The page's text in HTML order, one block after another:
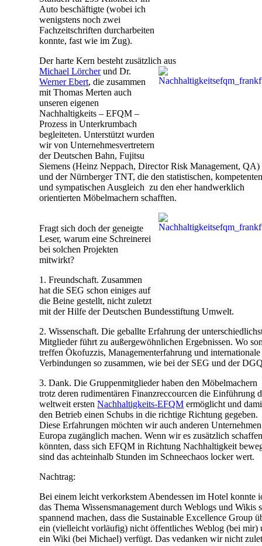
Auto beschäftigte (wobei ich
wenigstens noch zwei
Fachzeitschriften durcharbeiten
konnte, fast wie im Zug).
Der harte Kern besteht zusätzlich aus
Michael Lörcherund Dr.
Werner Ebert, die zusammen
mit Thomas Merten auch
unseren eigenen
Nachhaltigkeits – EFQM –
Prozess in Unterkrumbach
begleiteten. Unterstützt wurden
wir von Unternehmesvertretern
der Deutschen Bahn, Fujitsu
Siemens (Heinz Neppach, Director Risk Management, QA)
und der Nürnberger TNT, die den statistischen,
und sympatischen Ausgleich zu den eher handwerklich
orientierten Möbelmachern schafften.
Fragt sich doch der geneigte
Leser, warum eine Schreinerei
bei solchen Projekten
mitwirkt?
1. Freundschaft. Zusammen
hat die SEG schon einiges auf
die Beine gestellt, nicht zuletzt
mit der Hilfe der Deutschen Bundesstiftung Umwelt.
2. Wissenschaft. Die geballte Erfahrung der
Mitglieder führt zu außergewöhnlichen Ergebnissen. Wo
treffen Ökofuzzis, Managementerfahrung und internationale
Verbindungen so zusammen, wie bei der SEG und der
3. Dank. Die Gruppenmitglieder haben den Möbelmachern
trotz deren rudimentären Finanzreccourcen die Einführung
weltweit erstenNachhaltigkeits-EFQM ermöglicht und
den Betrieb einen Schubs in die richtige Richtung gegeben.
Diese Erfahrungen möchten wir auch anderen
Europa zugänglich machen. Wenn wir es zusätzlich
könnten, dass sich EFQM in Richtung Nachhaltigkeit
sind das achteinhalb Stunden im Schneechaos locker wert.
Nachtrag:
Bei einem leicht verkorkstem Abendessen im Hotel konnte
das Thema Wissensmanagement durch Weblogs und Wikis
spannend machen, dass die Sustainable Excellence Group
ein (vielleicht vorläufig) nicht öffentliches Weblog (bei mir)
ein Wiki (bei Michael) verfügt. Das vedanken wir nicht